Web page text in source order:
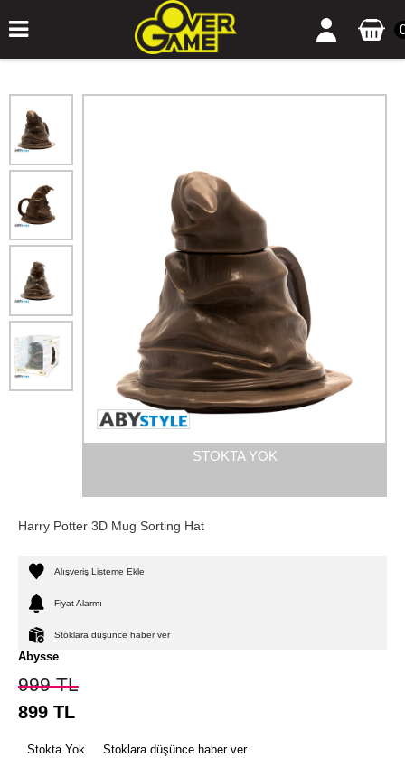
STOKTA YOK
Harry Potter 3D Mug Sorting Hat
Alışveriş Listeme Ekle
Fiyat Alarmı
Stoklara düşünce haber ver
Abysse
999TL
899 TL
Stokta Yok Stoklara düşünce haber ver